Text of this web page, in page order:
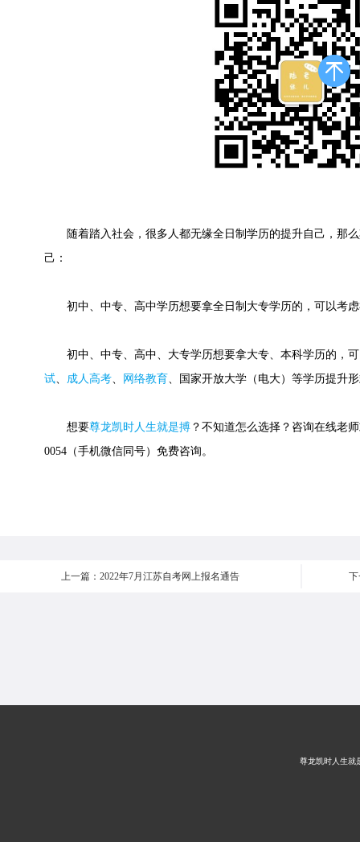
随着踏入社会，很多人都无缘全日制学历的提升自己，那么
己：
初中、中专、高中学历想要拿全日制大专学历的，可以考虑
初中、中专、高中、大专学历想要拿大专、本科学历的，可
试、 成人高考、 网络教育、国家开放大学（电大）等学历提升
想要尊龙凯时人生就是搏 ？不知道怎么选择？咨询在线老
0054（手机微信同号）免费咨询。
上一篇：2022年7月江苏自考网上报名通告
尊龙凯时人生就